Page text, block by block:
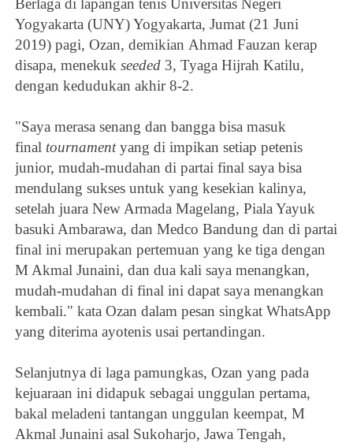
Berlaga di lapangan tenis Universitas Negeri
Yogyakarta (UNY) Yogyakarta, Jumat (21 Juni
2019) pagi, Ozan, demikian Ahmad Fauzan kerap
disapa, menekukseeded 3,Tyaga Hijrah Katilu,
dengan kedudukan akhir 8-2.
"Saya merasa senang dan bangga bisa masuk
final tournamentyang di impikan setiap petenis
junior, mudah-mudahan di partai final saya bisa
mendulang sukses untuk yang kesekian kalinya,
setelah juara New Armada Magelang, Piala Yayuk
basuki Ambarawa, dan Medco Bandung dan di partai
final ini merupakan pertemuan yang ke tiga dengan
M Akmal Junaini, dan dua kali saya menangkan,
mudah-mudahan di final ini dapat saya menangkan
kembali." kata Ozan dalam pesan singkat WhatsApp
yang diterima ayotenis usai pertandingan.
Selanjutnya di laga pamungkas, Ozan yang pada
kejuaraan ini didapuk sebagai unggulan pertama,
bakal meladeni tantangan unggulan keempat,M
Akmal Junaini asal Sukoharjo, Jawa Tengah,